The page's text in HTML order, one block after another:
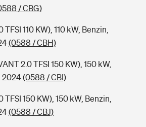
/ CBG)
110 KW), 110 kW, Benzin,
(0588 / CBH)
2.0 TFSI 150 KW), 150 kW,
2024(0588 / CBI)
TFSI 150 KW), 150 kW, Benzin,
(0588 / CBJ)